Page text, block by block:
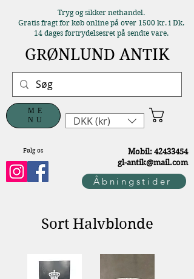
Mobil: 42433454
gl-antik@mail.com
ME
NU
Følg os
Tryg og sikker nethandel.
Gratis fragt for køb online på over 1500 kr. i Dk.
14 dages fortrydelsesret på sendte vare.
GRØNLUND ANTIK
DKK (kr)
Åbningstider
Sort Halvblonde